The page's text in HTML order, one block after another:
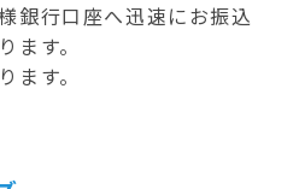
銀行口座へ迅速にお振込
ます。
ます。